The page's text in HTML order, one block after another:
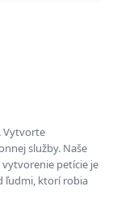
Vytvorte
služby. Naše
petície je
ľudmi, ktorí robia